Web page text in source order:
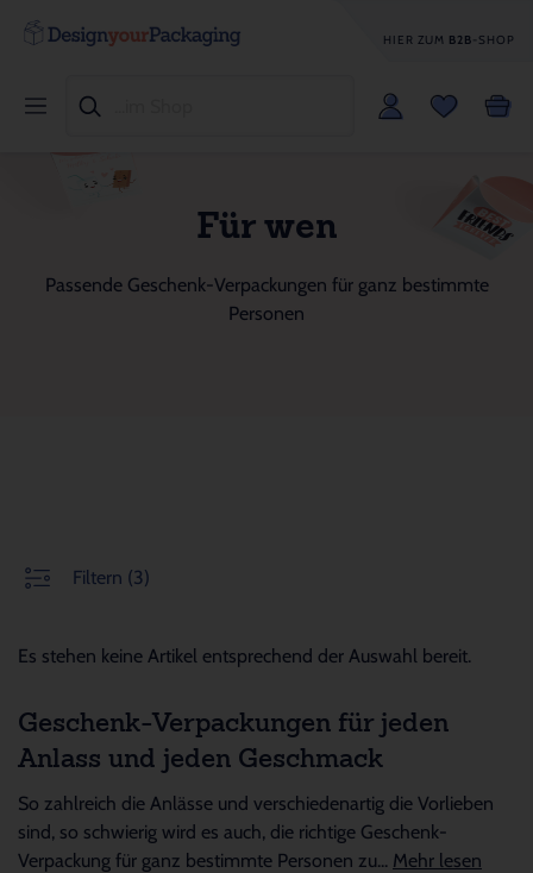
HIER ZUM B2B-SHOP
Für wen
Passende Geschenk-Verpackungen für ganz bestimmte
Personen
Filtern (3)
Es stehen keine Artikel entsprechend der Auswahl bereit.
Geschenk-Verpackungen für jeden
Anlass und jeden Geschmack
So zahlreich die Anlässe und verschiedenartig die Vorlieben
sind, so schwierig wird es auch, die richtige Geschenk-
Verpackung für ganz bestimmte Personen zu... Mehr lesen